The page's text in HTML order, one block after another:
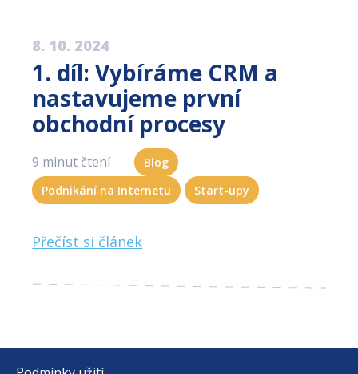
8. 10. 2024
1. díl: Vybíráme CRM a
nastavujeme první
obchodní procesy
9 minut čtení
Blog
Podnikání na Internetu
Start-upy
Přečíst si článek